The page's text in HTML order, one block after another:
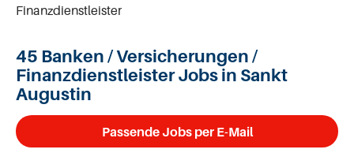
Finanzdienstleister
45 Banken / Versicherungen /
Finanzdienstleister Jobs in Sankt
Augustin
Passende Jobs per E-Mail